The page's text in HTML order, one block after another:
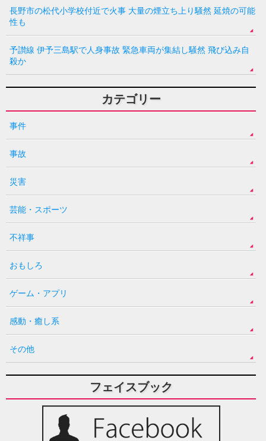
長野市の松代小学校付近で火事 大量の煙立ち上り騒然 延焼の可能
性も
予讃線 伊予三島駅で人身事故 緊急車両が集結し騒然 飛び込み自
殺か
カテゴリー
事件
事故
災害
芸能・スポーツ
不祥事
おもしろ
ゲーム・アプリ
感動・癒し系
その他
フェイスブック